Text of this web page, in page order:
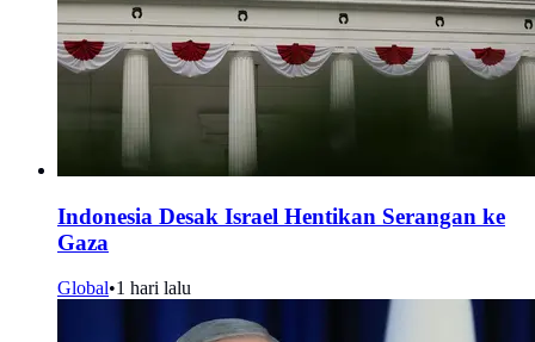
Indonesia Desak Israel Hentikan Serangan ke
Gaza
Global•1 hari lalu